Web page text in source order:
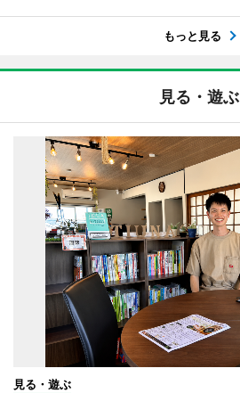
もっと見る
見る・遊ぶ
見る・遊ぶ